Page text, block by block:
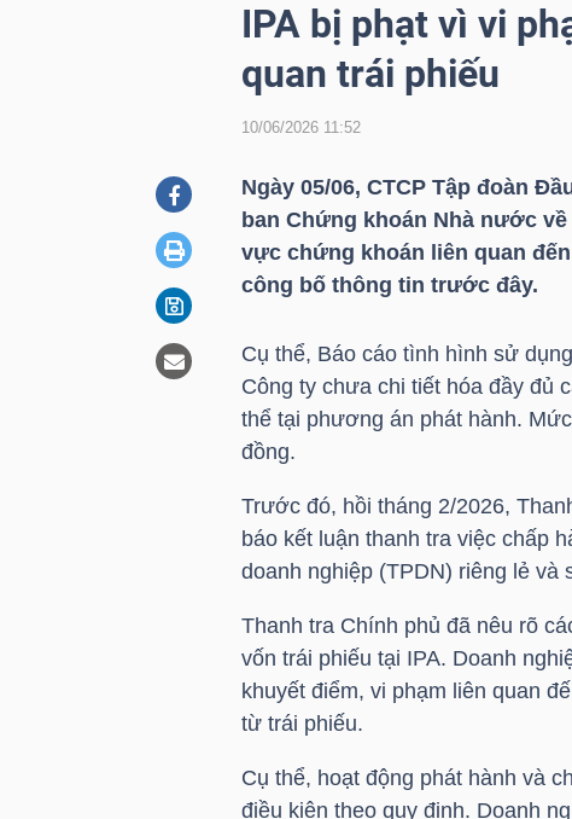
IPA bị phạt vì vi
quan trái phiếu
10/06/2026 11:52
Ngày 05/06, CTCP Tập đoàn
ban Chứng khoán Nhà nước
vực chứng khoán liên quan
công bố thông tin trước đây.
Cụ thể, Báo cáo tình hình sử
Công ty chưa chi tiết hóa đầy đủ
thể tại phương án phát hành.
đồng.
Trước đó, hồi tháng 2/2026,
báo kết luận thanh tra việc chấp
doanh nghiệp (TPDN) riêng lẻ và
Thanh tra Chính phủ đã nêu rõ
vốn trái phiếu tại IPA. Doanh
khuyết điểm, vi phạm liên quan
từ trái phiếu.
Cụ thể, hoạt động phát hành và
điều kiện theo quy định. Doanh